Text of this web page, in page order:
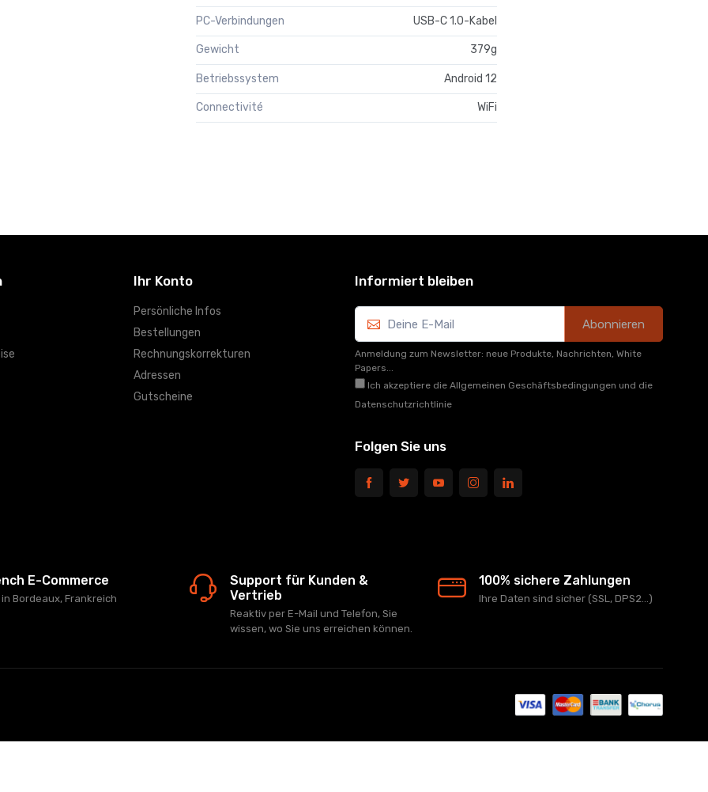
PC-Verbindungen USB-C 1.0-Kabel
Gewicht 379g
Betriebssystem Android 12
Connectivité WiFi
Ihr Konto
Persönliche Infos
Bestellungen
Rechnungskorrekturen
Adressen
Gutscheine
Informiert bleiben
Abonnieren
Anmeldung zum Newsletter: neue Produkte, Nachrichten, White
Papers...
Ich akzeptiere die Allgemeinen Geschäftsbedingungen und die
Datenschutzrichtlinie
Folgen Sie uns
E-Commerce
Bordeaux, Frankreich
Support für Kunden &
Vertrieb
Reaktiv per E-Mail und Telefon, Sie
wissen, wo Sie uns erreichen können.
100% sichere Zahlungen
Ihre Daten sind sicher (SSL, DPS2...)